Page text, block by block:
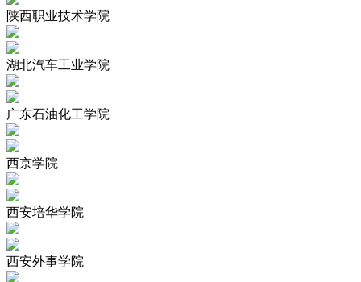
陕西职业技术学院
湖北汽车工业学院
广东石油化工学院
西京学院
西安培华学院
西安外事学院